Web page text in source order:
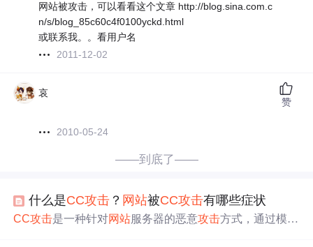
网站被攻击，可以看看这个文章 http://blog.sina.com.c
n/s/blog_85c60c4f0100yckd.html
或联系我。。看用户名
2011-12-02
哀
2010-05-24
赞
——到底了——
什么是CC攻击 ？ 网站被CC攻击有哪些症状
CC攻击是一种针对网站服务器的恶意攻击方式，通过模拟